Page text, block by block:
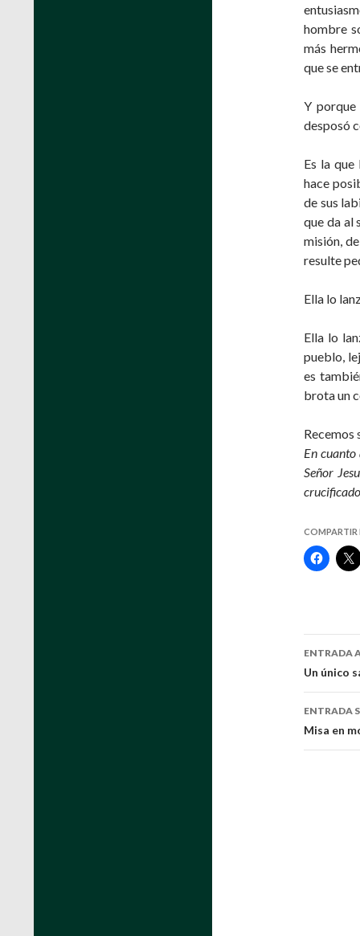
hombre
más
que se
Y porque
desposó
Es la
hace
de sus
que da al
misión,
resulte
Ella lo
Ella lo
pueblo,
es
brota un
Recemos
En
Señor
COMPARTIR
de
ENTRADA
Un único
ENTRADA
Misa en